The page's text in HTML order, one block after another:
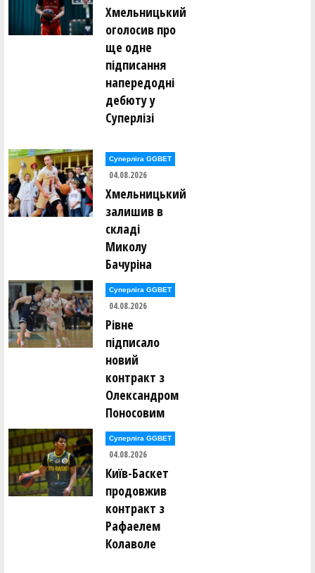
Володимир Данилків ()
Владислав Делібалт ()
Федір Добровольский ()
Сергій Долованюк ()
Володимир Драбіковський ()
Анастасія Дубова ()
Сергій Дусь ()
Володимир Євпак ()
Сергій Євстрат'єв ()
Леонід Євстратьєв ()
Антоніна Єгорова ()
Олександр Єрьоменко ()
Олексій Жидков ()
Євген Заікін ()
Владислав Закіров ()
Олександр Закревський ()
Валерій Залевський ()
Леонід Зелінський ()
Антон Іванинa ()
Костянтин Іванов ()
Олександр Іванов ()
Олександр Іванов ()
Владислав Ісаченко ()
Хмельницький
оголосив про
ще одне
підписання
напередодні
дебюту у
Суперлізі
Суперліга GGBET
04.08.2026
Хмельницький
залишив в
складі
Миколу
Бачуріна
Суперліга GGBET
04.08.2026
Рівне
підписало
новий
контракт з
Олександром
Поносовим
Суперліга GGBET
04.08.2026
Київ-Баскет
продовжив
контракт з
Рафаелем
Колаволе